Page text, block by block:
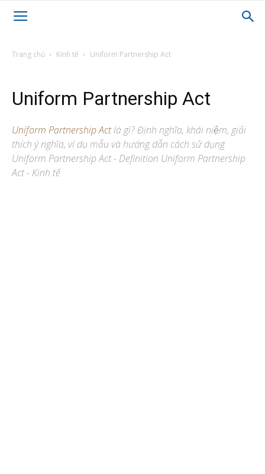
Trang chủ Kinh tế Uniform Partnership Act
Uniform Partnership Act
Uniform Partnership Actlà gì? Định nghĩa, khái niệm, giải
thích ý nghĩa, ví dụ mẫu và hướng dẫn cách sử dụng
Uniform Partnership Act - Definition Uniform Partnership
Act - Kinh tế